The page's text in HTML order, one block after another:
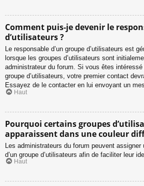
Comment puis-je devenir le
d’utilisateurs ?
Le responsable d’un groupe d’utilisateurs est
lorsque les groupes d’utilisateurs sont
administrateur du forum. Si vous êtes intéressé
groupe d’utilisateurs, votre premier contact
Essayez de le contacter en lui envoyant un
Haut
Pourquoi certains groupes
apparaissent dans une couleur
Les administrateurs du forum peuvent assigner
d’un groupe d’utilisateurs afin de faciliter leur
Haut